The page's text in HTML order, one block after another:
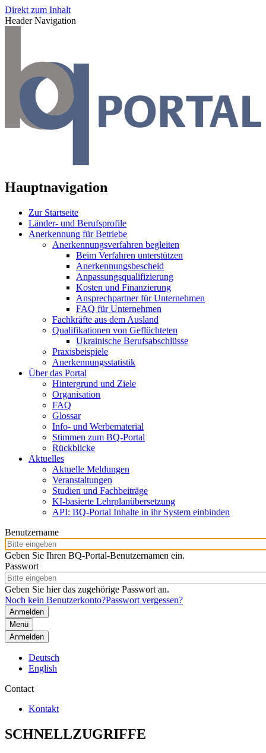
Direkt zum Inhalt
Header Navigation
Hauptnavigation
Zur Startseite
Länder- und Berufsprofile
Anerkennung für Betriebe
Anerkennungsverfahren begleiten
Beim Verfahren unterstützen
Anerkennungsbescheid
Anpassungsqualifizierung
Kosten und Finanzierung
Ansprechpartner für Unternehmen
FAQ für Unternehmen
Fachkräfte aus dem Ausland
Qualifikationen von Geflüchteten
Ukrainische Berufsabschlüsse
Praxisbeispiele
Anerkennungsstatistik
Über das Portal
Hintergrund und Ziele
Organisation
FAQ
Glossar
Info- und Werbematerial
Stimmen zum BQ-Portal
Rückblicke
Aktuelles
Aktuelle Meldungen
Veranstaltungen
Studien und Fachbeiträge
KI-basierte Lehrplanübersetzung
API: BQ-Portal Inhalte in ihr System einbinden
Benutzername
Geben Sie Ihren BQ-Portal-Benutzernamen ein.
Passwort
Geben Sie hier das zugehörige Passwort an.
Noch kein Benutzerkonto?Passwort vergessen?
Menü
Anmelden
Deutsch
English
Contact
Kontakt
SCHNELLZUGRIFFE